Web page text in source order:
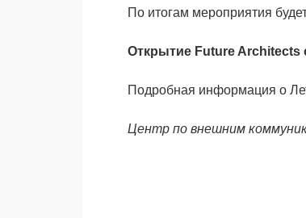
По итогам мероприятия
Открытие Future Architects
Подробная информация о
Центр по внешним